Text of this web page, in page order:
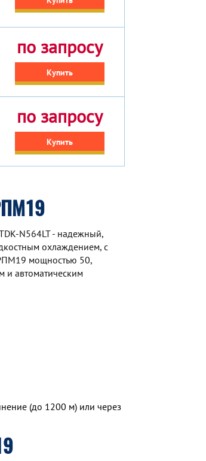
по запросу
Купить
по запросу
Купить
N564LT - надежный,
охлаждением, с
мощностью 50,
автоматическим
(до 1200 м) или через